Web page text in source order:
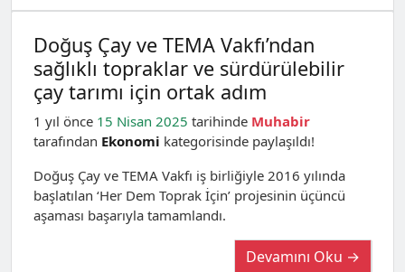
Doğuş Çay ve TEMA Vakfı’ndan
sağlıklı topraklar ve sürdürülebilir
çay tarımı için ortak adım
1 yıl önce 15 Nisan 2025 tarihinde Muhabir
tarafından Ekonomi kategorisinde paylaşıldı!
Doğuş Çay ve TEMA Vakfı iş birliğiyle 2016 yılında
başlatılan ‘Her Dem Toprak İçin’ projesinin üçüncü
aşaması başarıyla tamamlandı.
Devamını Oku →